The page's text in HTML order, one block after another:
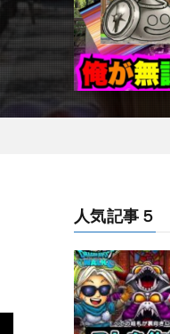
人気記事５